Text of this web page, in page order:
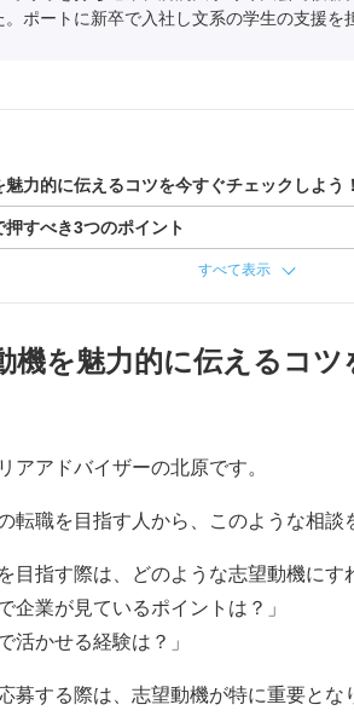
。ポートに新卒で入社し文系の学生の支援を
魅力的に伝えるコツを今すぐチェックしよう
押すべき3つのポイント
すべて表示
機を魅力的に伝えるコ
アアドバイザーの北原です。
転職を目指す人から、このような相談
目指す際は、どのような志望動機にす
企業が見ているポイントは？」
活かせる経験は？」
募する際は、志望動機が特に重要と